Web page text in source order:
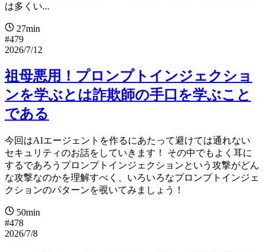
は多くい...
27min
#479
2026/7/12
祖母悪用！プロンプトインジェクショ
ンを学ぶとは詐欺師の手口を学ぶこと
である
今回はAIエージェントを作るにあたって避けては通れない
セキュリティのお話をしていきます！ その中でもよく耳に
するであろうプロンプトインジェクションという攻撃がどん
な攻撃なのかを理解すべく、いろいろなプロンプトインジェ
クションのパターンを覗いてみましょう！
50min
#478
2026/7/8